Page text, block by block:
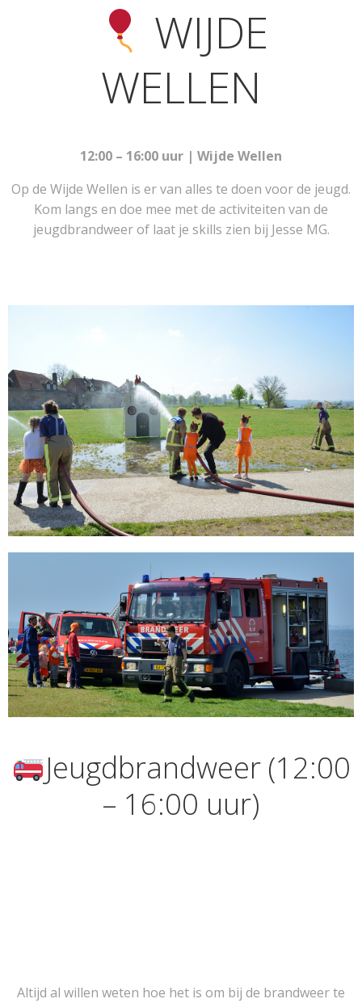
WIJDE
WELLEN
12:00 – 16:00 uur | Wijde Wellen
Op de Wijde Wellen is er van alles te doen voor de jeugd.
Kom langs en doe mee met de activiteiten van de
jeugdbrandweer of laat je skills zien bij Jesse MG.
Jeugdbrandweer (12:00
– 16:00 uur)
Altijd al willen weten hoe het is om bij de brandweer te